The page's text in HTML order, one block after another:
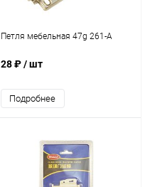
Петля мебельная 47g 261-A
28 ₽/ шт
Подробнее